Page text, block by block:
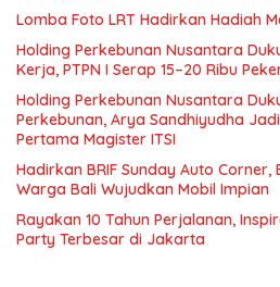
Lomba Foto LRT Hadirkan Hadiah
Holding Perkebunan Nusantara
Kerja, PTPN I Serap 15–20 Ribu
Holding Perkebunan Nusantara
Perkebunan, Arya Sandhiyudha
Pertama Magister ITSI
Hadirkan BRIF Sunday Auto Corner,
Warga Bali Wujudkan Mobil Impian
Rayakan 10 Tahun Perjalanan,
Party Terbesar di Jakarta